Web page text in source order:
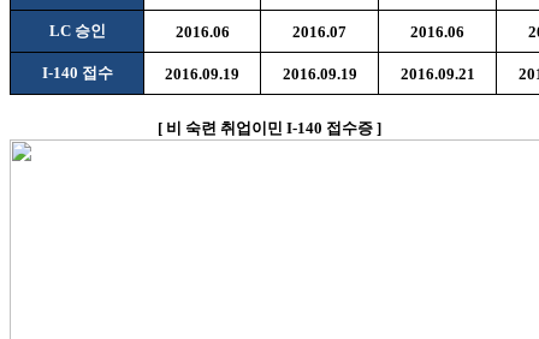
LC 승인 2016.06 2016.07 2016.06
I-140 접수 2016.09.19 2016.09.19 2016.09.21
[ 비 숙련 취업이민 I-140 접수증 ]